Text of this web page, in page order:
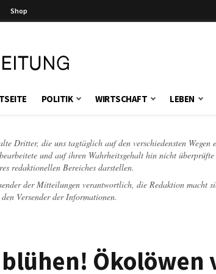
Shop
POLITIK WIRTSCHAFT LEBEN
Dritter, die uns tagtäglich auf den verschiedensten
und auf ihren Wahrheitsgehalt hin nicht
redaktionellen Bereiches darstellen.
der Mitteilungen verantwortlich, die Redaktion macht
Versender der Informationen.
Ökolöwen